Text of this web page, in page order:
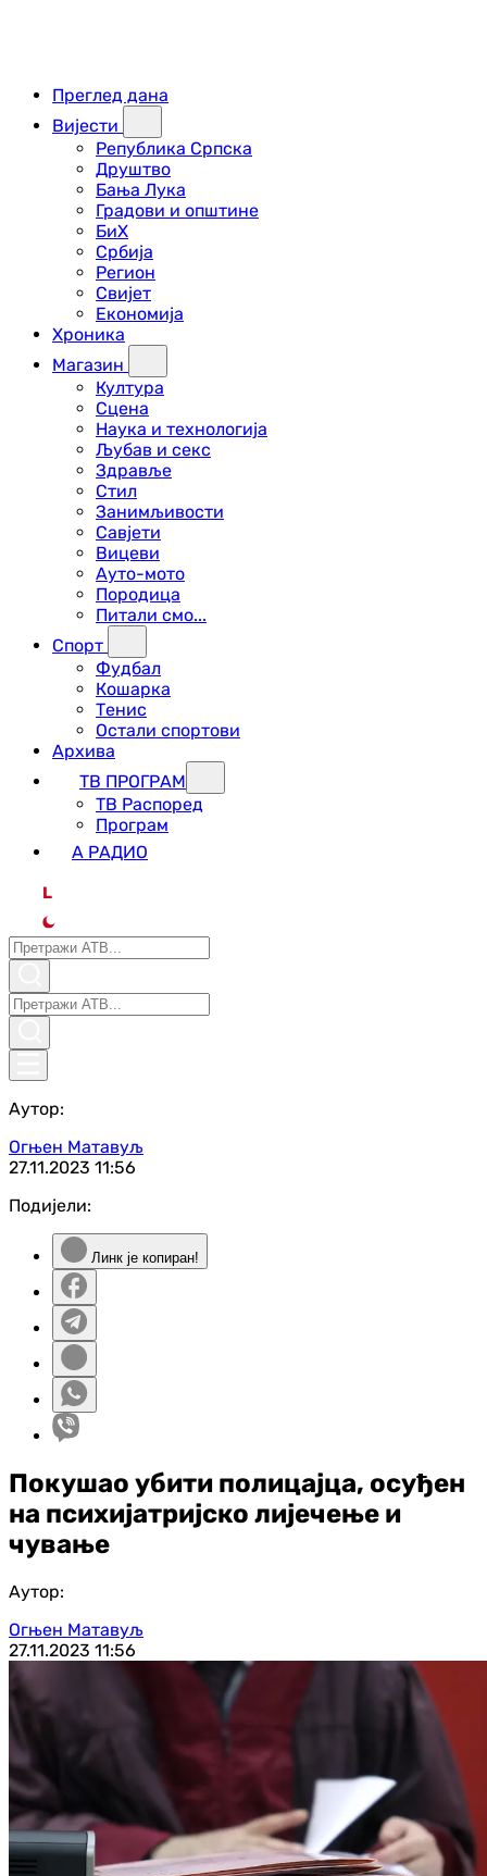
Преглед дана
Вијести
Република Српска
Друштво
Бања Лука
Градови и општине
БиХ
Србија
Регион
Свијет
Економија
Хроника
Магазин
Култура
Сцена
Наука и технологија
Љубав и секс
Здравље
Стил
Занимљивости
Савјети
Вицеви
Ауто-мото
Породица
Питали смо...
Спорт
Фудбал
Кошарка
Тенис
Остали спортови
Архива
ТВ ПРОГРАМ
ТВ Распоред
Програм
А РАДИО
L
Аутор:
Огњен Матавуљ
27.11.2023 11:56
Подијели:
Линк је копиран!
Покушао убити полицајца, осуђен
на психијатријско лијечење и
чување
Аутор:
Огњен Матавуљ
27.11.2023 11:56